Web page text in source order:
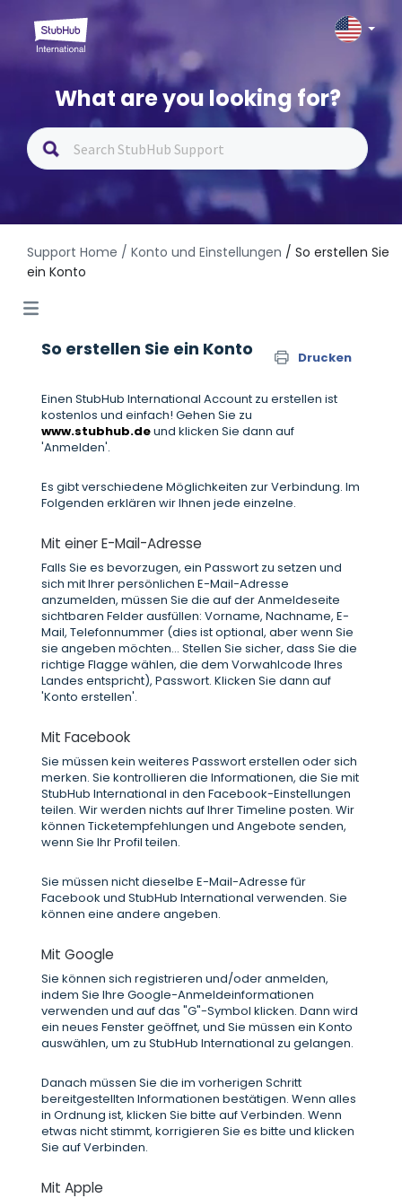
What are you looking for?
Support Home / Konto und Einstellungen / So erstellen Sie
ein Konto
So erstellen Sie ein Konto Drucken
Einen StubHub International Account zu erstellen ist
kostenlos und einfach! Gehen Sie zu
www.stubhub.deund klicken Sie dann auf
'Anmelden'.
Es gibt verschiedene Möglichkeiten zur Verbindung. Im
Folgenden erklären wir Ihnen jede einzelne.
Mit einer E-Mail-Adresse
Falls Sie es bevorzugen, ein Passwort zu setzen und
sich mit Ihrer persönlichen E-Mail-Adresse
anzumelden, müssen Sie die auf der Anmeldeseite
sichtbaren Felder ausfüllen: Vorname, Nachname, E-
Mail, Telefonnummer (dies ist optional, aber wenn Sie
sie angeben möchten... Stellen Sie sicher, dass Sie die
richtige Flagge wählen, die dem Vorwahlcode Ihres
Landes entspricht), Passwort. Klicken Sie dann auf
'Konto erstellen'.
Mit Facebook
Sie müssen kein weiteres Passwort erstellen oder sich
merken. Sie kontrollieren die Informationen, die Sie mit
StubHub International in den Facebook-Einstellungen
teilen. Wir werden nichts auf Ihrer Timeline posten. Wir
können Ticketempfehlungen und Angebote senden,
wenn Sie Ihr Profil teilen.
Sie müssen nicht dieselbe E-Mail-Adresse für
Facebook und StubHub International verwenden. Sie
können eine andere angeben.
Mit Google
Sie können sich registrieren und/oder anmelden,
indem Sie Ihre Google-Anmeldeinformationen
verwenden und auf das "G"-Symbol klicken. Dann wird
ein neues Fenster geöffnet, und Sie müssen ein Konto
auswählen, um zu StubHub International zu gelangen.
Danach müssen Sie die im vorherigen Schritt
bereitgestellten Informationen bestätigen. Wenn alles
in Ordnung ist, klicken Sie bitte auf Verbinden. Wenn
etwas nicht stimmt, korrigieren Sie es bitte und klicken
Sie auf Verbinden.
Mit Apple